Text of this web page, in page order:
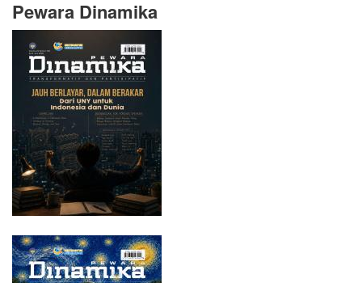
Pewara Dinamika